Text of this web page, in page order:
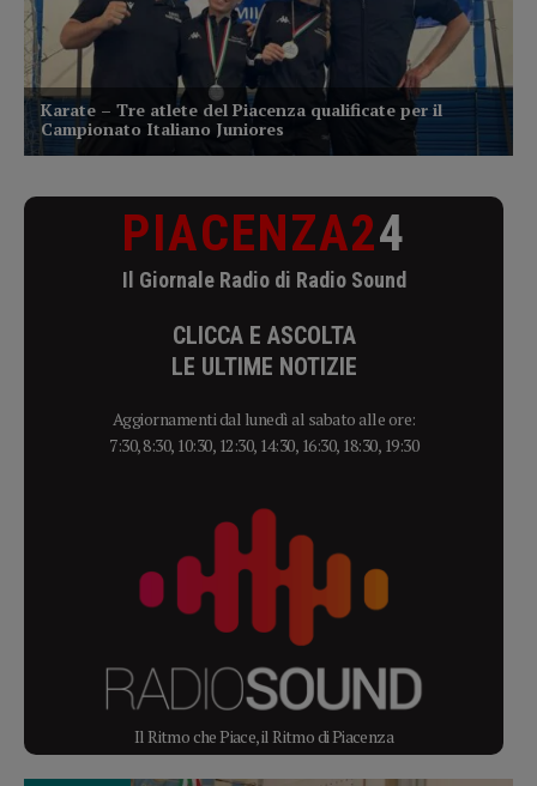
PIACENZA24
Il Giornale Radio di Radio Sound
CLICCA E ASCOLTA
LE ULTIME NOTIZIE
Aggiornamenti dal lunedì al sabato alle ore:
7:30, 8:30, 10:30, 12:30, 14:30, 16:30, 18:30, 19:30
Il Ritmo che Piace, il Ritmo di Piacenza